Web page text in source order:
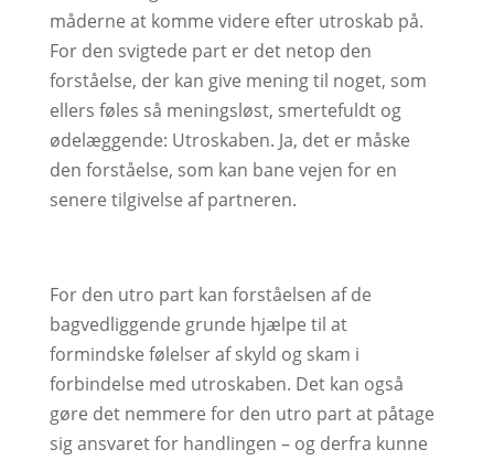
måderne at komme videre efter utroskab på.
For den svigtede part er det netop den
forståelse, der kan give mening til noget, som
ellers føles så meningsløst, smertefuldt og
ødelæggende: Utroskaben. Ja, det er måske
den forståelse, som kan bane vejen for en
senere tilgivelse af partneren.
For den utro part kan forståelsen af de
bagvedliggende grunde hjælpe til at
formindske følelser af skyld og skam i
forbindelse med utroskaben. Det kan også
gøre det nemmere for den utro part at påtage
sig ansvaret for handlingen – og derfra kunne